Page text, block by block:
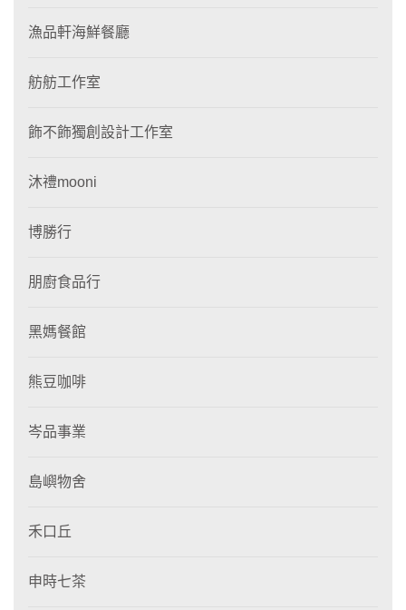
漁品軒海鮮餐廳
舫舫工作室
飾不飾獨創設計工作室
沐禮mooni
博勝行
朋廚食品行
黑媽餐館
熊豆咖啡
岑品事業
島嶼物舍
禾口丘
申時七茶